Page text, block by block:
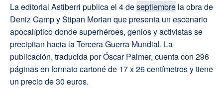
La editorial Astiberri publica el 4 deseptiembre la obra de
Deniz Camp y Stipan Morian que presenta un escenario
apocalíptico donde superhéroes, genios y activistas se
precipitan hacia la Tercera Guerra Mundial. La
publicación, traducida por Óscar Palmer, cuenta con 296
páginas en formato cartoné de 17 x 26 centímetros y tiene
un precio de 30 euros.